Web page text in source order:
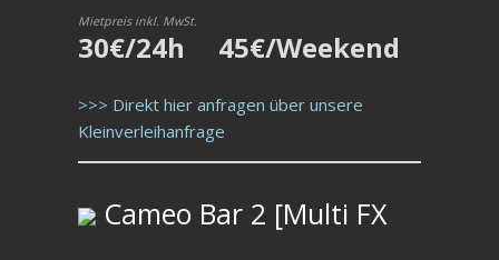
Mietpreis inkl. MwSt.
30€/24h 45€/Weekend
>>> Direkt hier anfragen über unsere
Kleinverleihanfrage
Cameo Bar 2 [Multi FX